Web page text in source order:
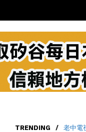
TRENDING / 老中電